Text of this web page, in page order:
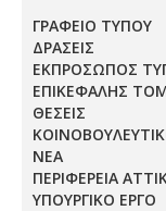
ΓΡΑΦΕΙΟ ΤΥΠΟΥ
ΔΡΑΣΕΙΣ
ΕΚΠΡΟΣΩΠΟΣ
ΕΠΙΚΕΦΑΛΗΣ
ΘΕΣΕΙΣ
ΝΕΑ
ΠΕΡΙΦΕΡΕΙΑ
ΥΠΟΥΡΓΙΚΟ ΕΡΓΟ